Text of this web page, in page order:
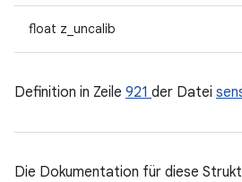
float z_uncalib
Definition in Zeile 921 der Datei
Die Dokumentation für diese